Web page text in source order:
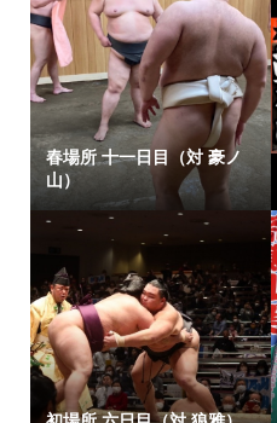
春場所 十一日目（対 豪ノ
山）